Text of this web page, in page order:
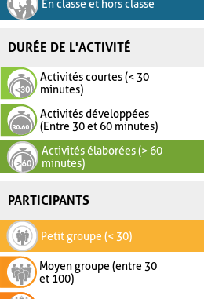
En classe et hors classe
DURÉE DE L'ACTIVITÉ
Activités courtes (< 30
minutes)
Activités développées
(Entre 30 et 60 minutes)
Activités élaborées (> 60
minutes)
PARTICIPANTS
Petit groupe (< 30)
Moyen groupe (entre 30
et 100)